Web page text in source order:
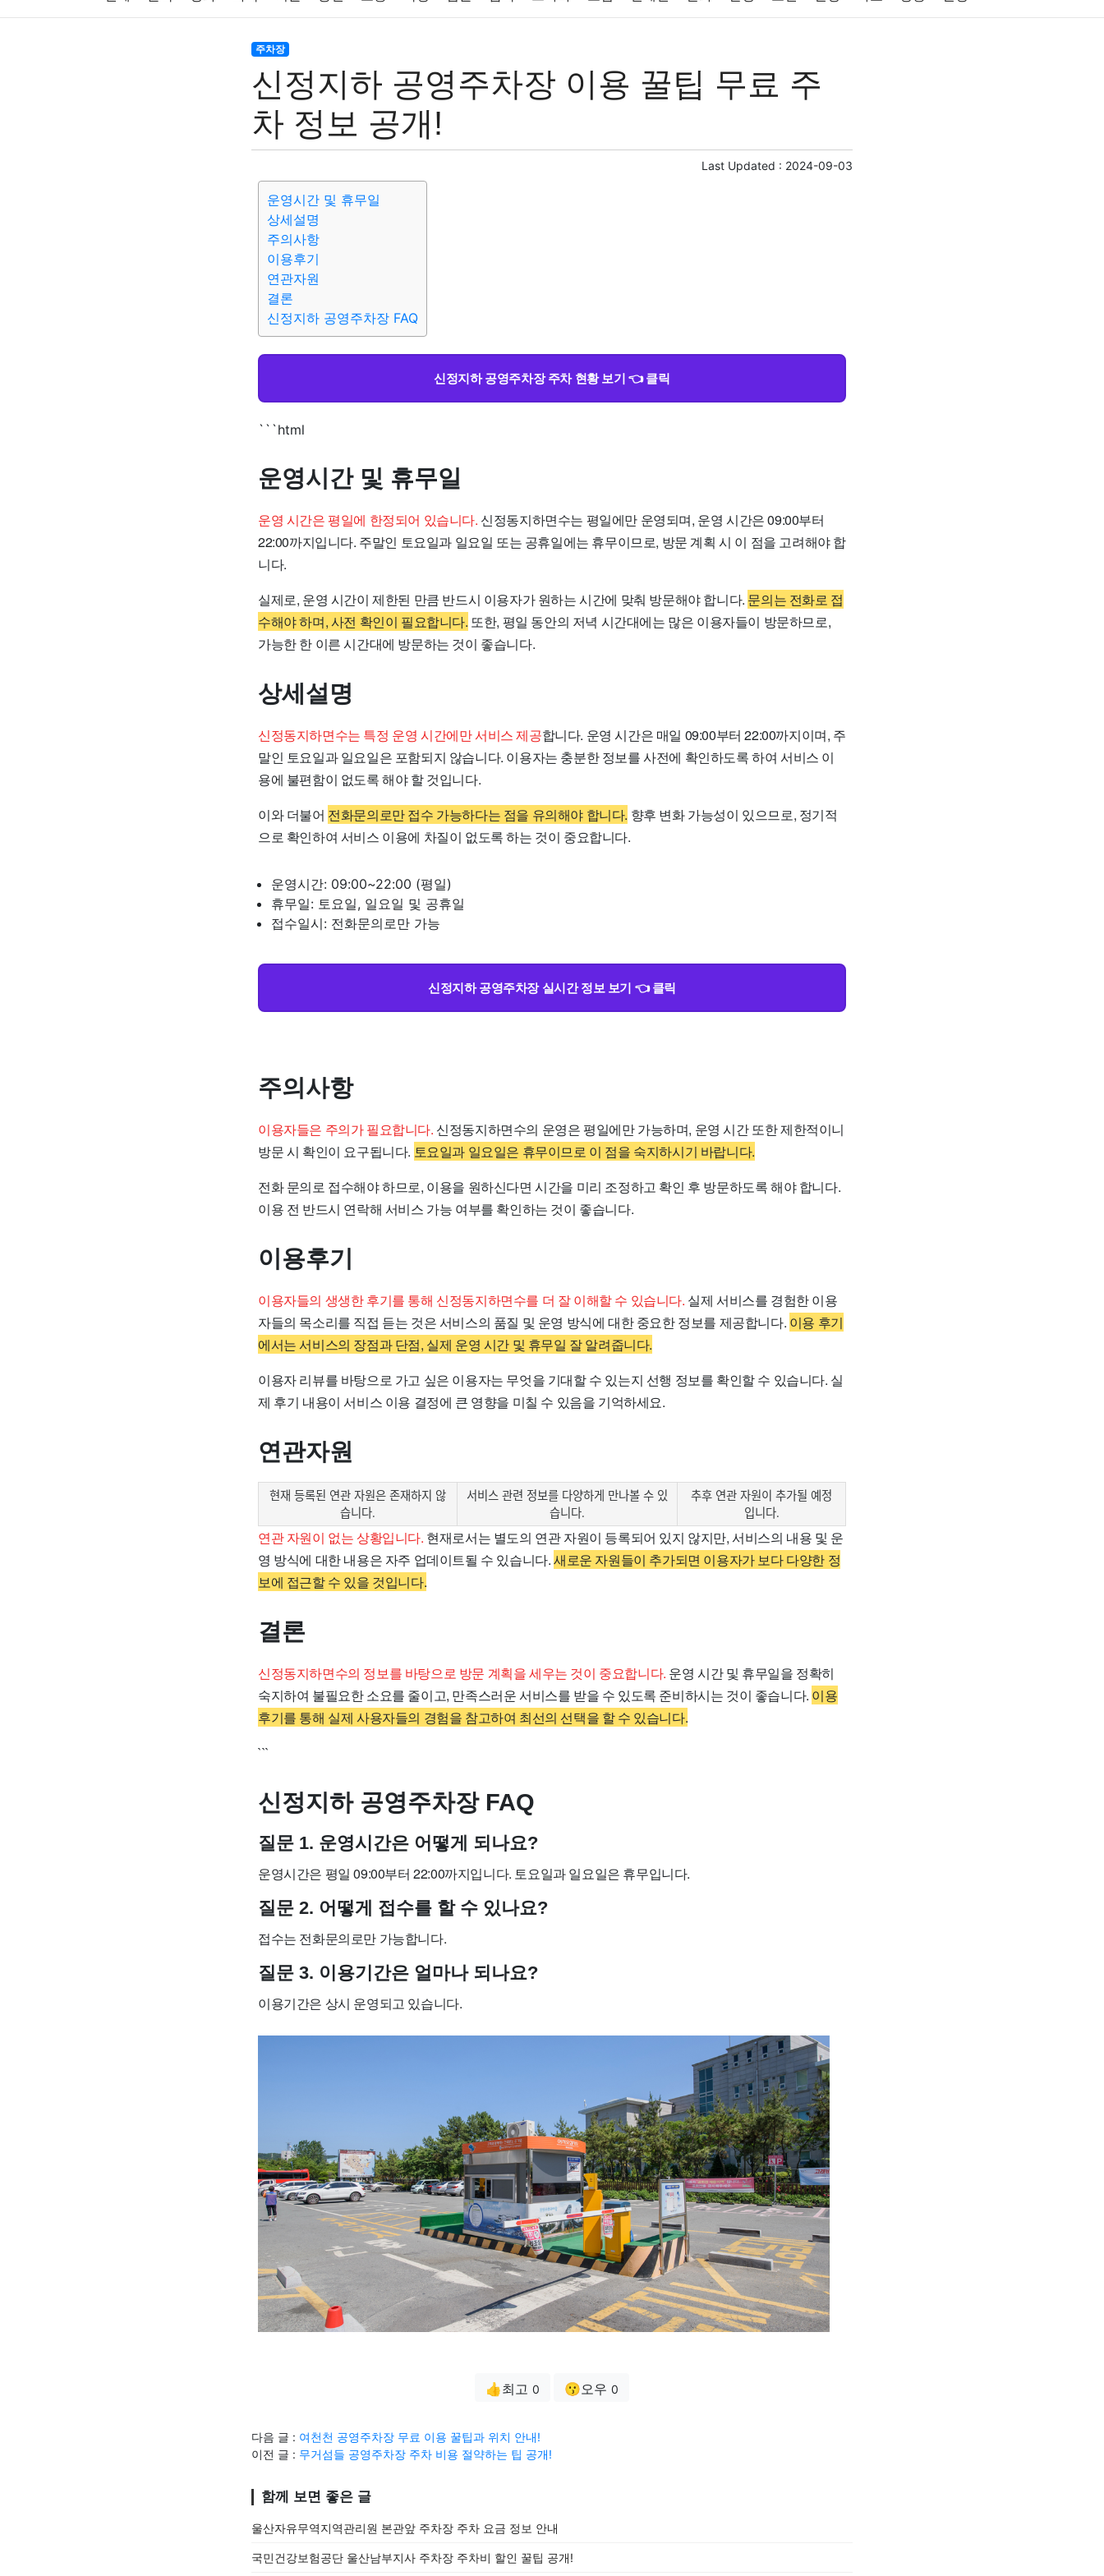
블록체인 결혼
여행 맛집 IT 컴퓨터 기술 종교 사회 정치 건강 의료 의학 경제 마케팅 부동산
주차장
신정지하 공영주차장 이용 꿀팁 무료 주
차 정보 공개!
Last Updated : 2024-09-03
운영시간 및 휴무일
상세설명
주의사항
이용후기
연관자원
결론
신정지하 공영주차장 FAQ
신정지하 공영주차장 주차 현황 보기 👈 클릭
```html
운영시간 및 휴무일
운영 시간은 평일에 한정되어 있습니다. 신정동지하면수는 평일에만 운영되며, 운영 시간은 09:00부터
22:00까지입니다. 주말인 토요일과 일요일 또는 공휴일에는 휴무이므로, 방문 계획 시 이 점을 고려해야 합
니다.
실제로, 운영 시간이 제한된 만큼 반드시 이용자가 원하는 시간에 맞춰 방문해야 합니다. 문의는 전화로 접
수해야 하며, 사전 확인이 필요합니다. 또한, 평일 동안의 저녁 시간대에는 많은 이용자들이 방문하므로,
가능한 한 이른 시간대에 방문하는 것이 좋습니다.
상세설명
신정동지하면수는 특정 운영 시간에만 서비스 제공합니다. 운영 시간은 매일 09:00부터 22:00까지이며, 주
말인 토요일과 일요일은 포함되지 않습니다. 이용자는 충분한 정보를 사전에 확인하도록 하여 서비스 이
용에 불편함이 없도록 해야 할 것입니다.
이와 더불어 전화문의로만 접수 가능하다는 점을 유의해야 합니다. 향후 변화 가능성이 있으므로, 정기적
으로 확인하여 서비스 이용에 차질이 없도록 하는 것이 중요합니다.
운영시간: 09:00~22:00 (평일)
휴무일: 토요일, 일요일 및 공휴일
접수일시: 전화문의로만 가능
신정지하 공영주차장 실시간 정보 보기 👈 클릭
주의사항
이용자들은 주의가 필요합니다. 신정동지하면수의 운영은 평일에만 가능하며, 운영 시간 또한 제한적이니
방문 시 확인이 요구됩니다. 토요일과 일요일은 휴무이므로 이 점을 숙지하시기 바랍니다.
전화 문의로 접수해야 하므로, 이용을 원하신다면 시간을 미리 조정하고 확인 후 방문하도록 해야 합니다.
이용 전 반드시 연락해 서비스 가능 여부를 확인하는 것이 좋습니다.
이용후기
이용자들의 생생한 후기를 통해 신정동지하면수를 더 잘 이해할 수 있습니다. 실제 서비스를 경험한 이용
자들의 목소리를 직접 듣는 것은 서비스의 품질 및 운영 방식에 대한 중요한 정보를 제공합니다. 이용 후기
에서는 서비스의 장점과 단점, 실제 운영 시간 및 휴무일 잘 알려줍니다.
이용자 리뷰를 바탕으로 가고 싶은 이용자는 무엇을 기대할 수 있는지 선행 정보를 확인할 수 있습니다. 실
제 후기 내용이 서비스 이용 결정에 큰 영향을 미칠 수 있음을 기억하세요.
연관자원
현재 등록된 연관 자원은 존재하지 않
습니다.
서비스 관련 정보를 다양하게 만나볼 수 있
습니다.
추후 연관 자원이 추가될 예정
입니다.
연관 자원이 없는 상황입니다. 현재로서는 별도의 연관 자원이 등록되어 있지 않지만, 서비스의 내용 및 운
영 방식에 대한 내용은 자주 업데이트될 수 있습니다.새로운 자원들이 추가되면 이용자가 보다 다양한 정
보에 접근할 수 있을 것입니다.
결론
신정동지하면수의 정보를 바탕으로 방문 계획을 세우는 것이 중요합니다. 운영 시간 및 휴무일을 정확히
숙지하여 불필요한 소요를 줄이고, 만족스러운 서비스를 받을 수 있도록 준비하시는 것이 좋습니다. 이용
후기를 통해 실제 사용자들의 경험을 참고하여 최선의 선택을 할 수 있습니다.
```
신정지하 공영주차장 FAQ
질문 1. 운영시간은 어떻게 되나요?
운영시간은 평일 09:00부터 22:00까지입니다. 토요일과 일요일은 휴무입니다.
질문 2. 어떻게 접수를 할 수 있나요?
접수는 전화문의로만 가능합니다.
질문 3. 이용기간은 얼마나 되나요?
이용기간은 상시 운영되고 있습니다.
👍최고 0 😗오우 0
다음 글 : 여천천 공영주차장 무료 이용 꿀팁과 위치 안내!
이전 글 : 무거섬들 공영주차장 주차 비용 절약하는 팁 공개!
함께 보면 좋은 글
울산자유무역지역관리원 본관앞 주차장 주차 요금 정보 안내
국민건강보험공단 울산남부지사 주차장 주차비 할인 꿀팁 공개!